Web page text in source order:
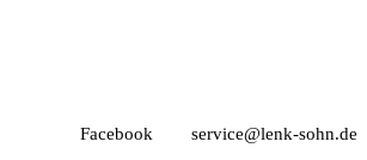
Facebook service@lenk-sohn.de